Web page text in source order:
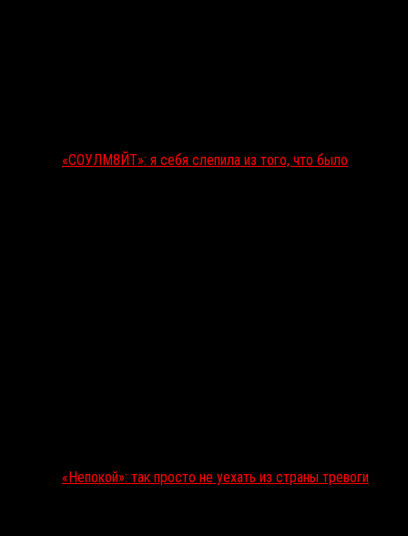
«СОУЛМ8ЙТ»: я себя слепила из того, что было
«Непокой»: так просто не уехать из страны тревоги